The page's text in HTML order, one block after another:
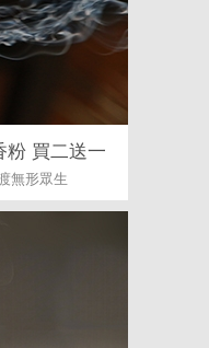
粉 買二送一
無形眾生